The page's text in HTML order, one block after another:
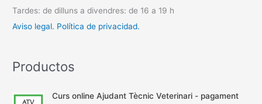
Tardes: de dilluns a divendres: de 16 a 19 h
Aviso legal. Política de privacidad.
Productos
Curs online Ajudant Tècnic Veterinari - pagament